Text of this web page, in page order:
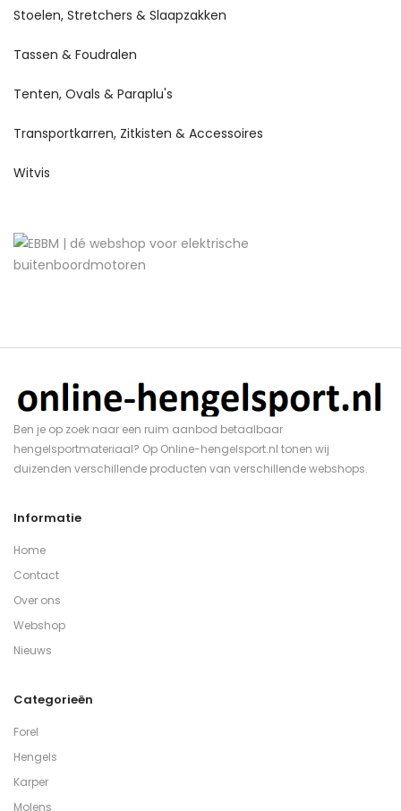
Stoelen, Stretchers & Slaapzakken
Tassen & Foudralen
Tenten, Ovals & Paraplu's
Transportkarren, Zitkisten & Accessoires
Witvis
Ben je op zoek naar een ruim aanbod betaalbaar
hengelsportmateriaal? Op Online-hengelsport.nl tonen wij
duizenden verschillende producten van verschillende webshops.
Informatie
Home
Contact
Over ons
Webshop
Nieuws
Categorieën
Forel
Hengels
Karper
Molens